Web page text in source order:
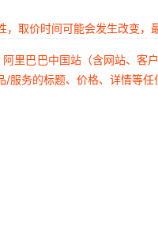
取价时间可能会发生改变，
里巴巴中国站（含网站、
务的标题、价格、详情等